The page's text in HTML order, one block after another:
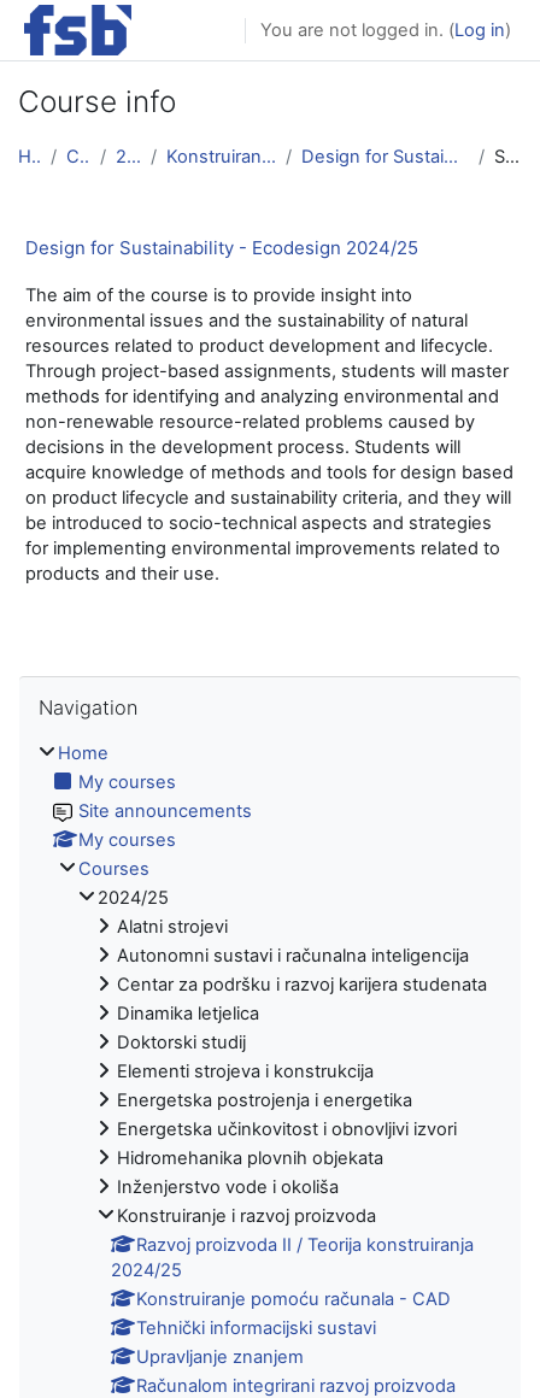
Skip to main content
You are not logged in. (Log in)
Course info
Home Courses 2024/25 Konstruiranje i razvoj proizvoda Design for Sustainability - Ecodesign 2024/25 Summary
Design for Sustainability - Ecodesign 2024/25
The aim of the course is to provide insight into
environmental issues and the sustainability of natural
resources related to product development and lifecycle.
Through project-based assignments, students will master
methods for identifying and analyzing environmental and
non-renewable resource-related problems caused by
decisions in the development process. Students will
acquire knowledge of methods and tools for design based
on product lifecycle and sustainability criteria, and they will
be introduced to socio-technical aspects and strategies
for implementing environmental improvements related to
products and their use.
Navigation
Home
My courses
Site announcements
My courses
Courses
2024/25
Alatni strojevi
Autonomni sustavi i računalna inteligencija
Centar za podršku i razvoj karijera studenata
Dinamika letjelica
Doktorski studij
Elementi strojeva i konstrukcija
Energetska postrojenja i energetika
Energetska učinkovitost i obnovljivi izvori
Hidromehanika plovnih objekata
Inženjerstvo vode i okoliša
Konstruiranje i razvoj proizvoda
Razvoj proizvoda II / Teorija konstruiranja
2024/25
Konstruiranje pomoću računala - CAD
Tehnički informacijski sustavi
Upravljanje znanjem
Računalom integrirani razvoj proizvoda